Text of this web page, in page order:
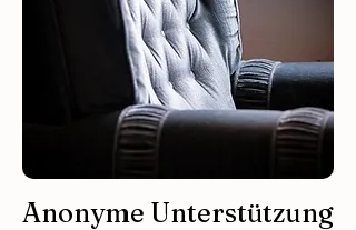
Anonyme Unterstützung